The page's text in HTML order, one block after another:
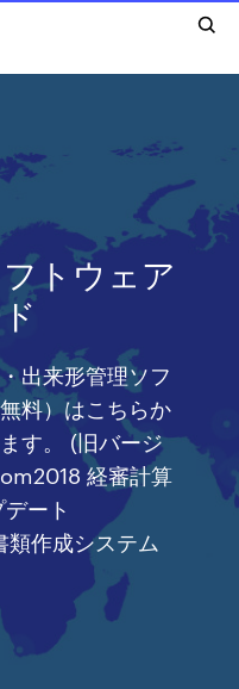
トウェア
出来形管理ソフ
料）はこちらか
す。 (旧バージ
経審計算
ート
作成システム